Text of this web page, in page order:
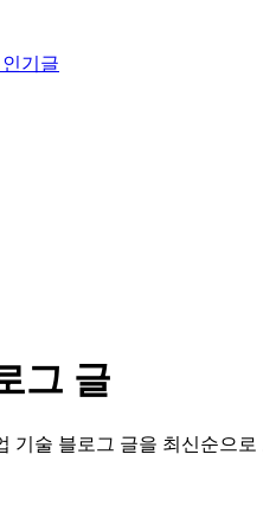
기글
그 글
기술 블로그 글을 최신순으로